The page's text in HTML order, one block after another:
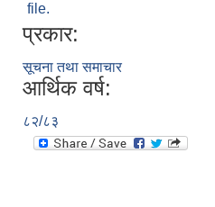
file.
प्रकार:
सूचना तथा समाचार
आर्थिक वर्ष:
८२/८३